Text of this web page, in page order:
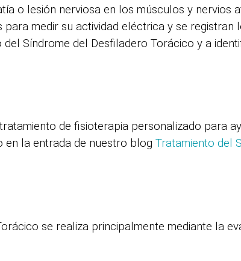
o lesión nerviosa en los músculos y nervios
medir su actividad eléctrica y se registran
Síndrome del Desfiladero Torácico y a
de fisioterapia personalizado para
en la entrada de nuestro blog Tratamiento del
se realiza principalmente mediante la